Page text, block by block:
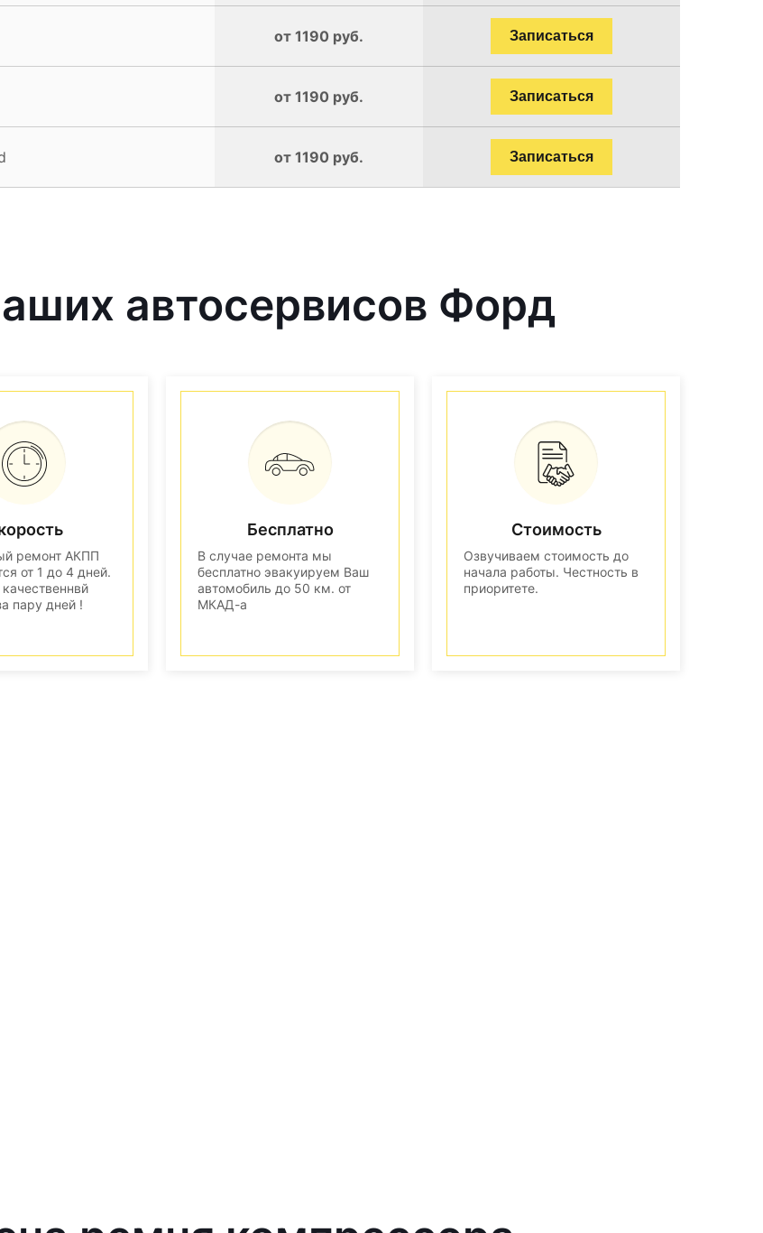
от 1190 руб. Записаться
от 1190 руб. Записаться
от 1190 руб. Записаться
автосервисов Форд
ремонт АКПП
от 1 до 4 дней.
пару дней !
Бесплатно
В случае ремонта мы
бесплатно эвакуируем Ваш
автомобиль до 50 км. от
МКАД-а
Стоимость
Озвучиваем стоимость до
начала работы. Честность в
приоритете.